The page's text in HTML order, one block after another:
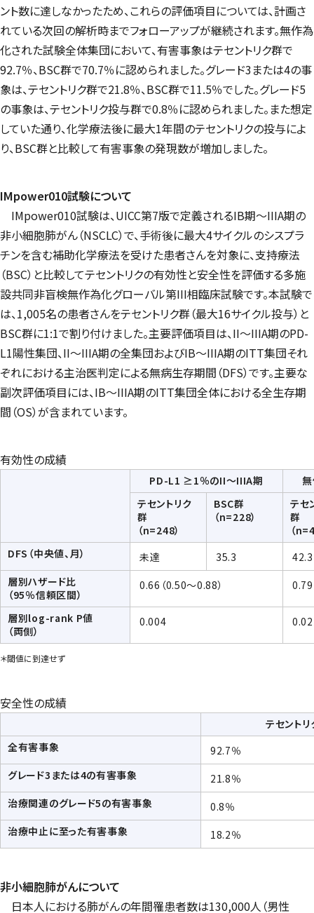
ント数に達しなかったため、これらの評価項目については、計画さ
れている次回の解析時までフォローアップが継続されます。無作為
化された試験全体集団において、有害事象はテセントリク群で
92.7％、BSC群で70.7％に認められました。グレード3または4の事
象は、テセントリク群で21.8％、BSC群で11.5％でした。グレード5
の事象は、テセントリク投与群で0.8％に認められました。また想定
していた通り、化学療法後に最大1年間のテセントリクの投与によ
り、BSC群と比較して有害事象の発現数が増加しました。
IMpower010試験について
IMpower010試験は、UICC第7版で定義されるIB期～IIIA期の
非小細胞肺がん（NSCLC）で、手術後に最大4サイクルのシスプラ
チンを含む補助化学療法を受けた患者さんを対象に、支持療法
（BSC）と比較してテセントリクの有効性と安全性を評価する多施
設共同非盲検無作為化グローバル第III相臨床試験です。本試験で
は、1,005名の患者さんをテセントリク群（最大16サイクル投与）と
BSC群に1:1で割り付けました。主要評価項目は、II～IIIA期のPD-
L1陽性集団、II～IIIA期の全集団およびIB～IIIA期のITT集団それ
ぞれにおける主治医判定による無病生存期間（DFS）です。主要な
副次評価項目には、IB～IIIA期のITT集団全体における全生存期
間（OS）が含まれています。
有効性の成績
PD-L1 ≥1％のII～IIIA期
テセントリク
群
（n=248）
BSC群
（n=228）
テセ
群
（
DFS（中央値、月）
未達 35.3
42.3
層別ハザード比
（95％信頼区間）
0.66（0.50～0.88） 0.79
層別log-rank P値
（両側）
0.004 0.02
＊閾値に到達せず
安全性の成績
テセント
全有害事象
92.7％
グレード3または4の有害事象
21.8％
治療関連のグレード5の有害事象
0.8％
治療中止に至った有害事象
18.2％
非小細胞肺がんについて
日本人における肺がんの年間罹患者数は130,000人（男性